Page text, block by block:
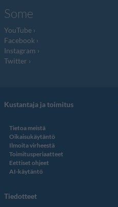
Some
YouTube
Facebook
Instagram
Twitter
Kustantaja ja toimitus
Tietoa meistä
Oikaisukäytäntö
Ilmoita virheestä
Toimitusperiaatteet
Eettiset ohjeet
AI-käytäntö
Tiedotteet